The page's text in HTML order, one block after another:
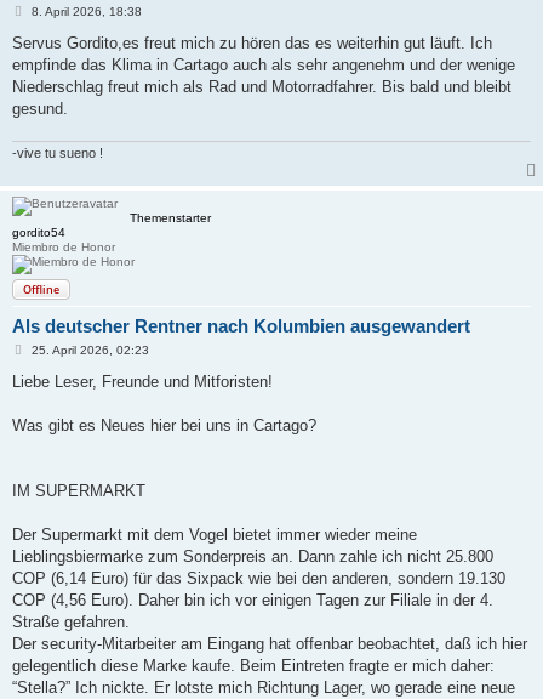
B
i
r
a
8. April 2026, 18:38
Servus Gordito,es freut mich zu hören das es weiterhin gut läuft. Ich
empfinde das Klima in Cartago auch als sehr angenehm und der wenige
Niederschlag freut mich als Rad und Motorradfahrer. Bis bald und bleibt
gesund.
-vive tu sueno !
Themenstarter
gordito54
Miembro de Honor
Offline
Als deutscher Rentner nach Kolumbien ausgewandert
B
i
a
25. April 2026, 02:23
Liebe Leser, Freunde und Mitforisten!
Was gibt es Neues hier bei uns in Cartago?
IM SUPERMARKT
Der Supermarkt mit dem Vogel bietet immer wieder meine
Lieblingsbiermarke zum Sonderpreis an. Dann zahle ich nicht 25.800
COP (6,14 Euro) für das Sixpack wie bei den anderen, sondern 19.130
COP (4,56 Euro). Daher bin ich vor einigen Tagen zur Filiale in der 4.
Straße gefahren.
Der security-Mitarbeiter am Eingang hat offenbar beobachtet, daß ich hier
gelegentlich diese Marke kaufe. Beim Eintreten fragte er mich daher:
“Stella?” Ich nickte. Er lotste mich Richtung Lager, wo gerade eine neue